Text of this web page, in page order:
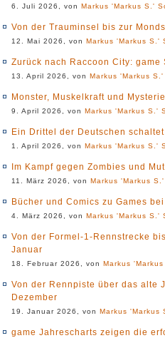
6. Juli 2026, von Markus 'Markus S.'
Von der Trauminsel bis zur
12. Mai 2026, von Markus 'Markus S.'
Zurück nach Raccoon City: game
13. April 2026, von Markus 'Markus
Monster, Muskelkraft und
9. April 2026, von Markus 'Markus S.'
Ein Drittel der Deutschen
1. April 2026, von Markus 'Markus S.'
Im Kampf gegen Zombies und
11. März 2026, von Markus 'Markus
Bücher und Comics zu Games
4. März 2026, von Markus 'Markus S.'
Von der Formel-1-Rennstrecke
Januar
18. Februar 2026, von Markus
Von der Rennpiste über das alte
Dezember
19. Januar 2026, von Markus 'Markus
game Jahrescharts zeigen die